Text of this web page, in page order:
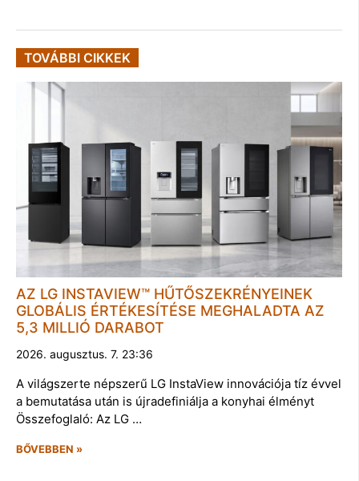
TOVÁBBI CIKKEK
AZ LG INSTAVIEW™ HŰTŐSZEKRÉNYEINEK
GLOBÁLIS ÉRTÉKESÍTÉSE MEGHALADTA AZ
5,3 MILLIÓ DARABOT
2026. augusztus. 7. 23:36
A világszerte népszerű LG InstaView innovációja tíz évvel
a bemutatása után is újradefiniálja a konyhai élményt
Összefoglaló: Az LG …
BŐVEBBEN »